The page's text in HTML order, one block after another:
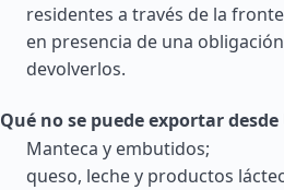
residentes a través de la
en presencia de una
devolverlos.
Qué no se puede exportar
Manteca y embutidos;
queso, leche y productos